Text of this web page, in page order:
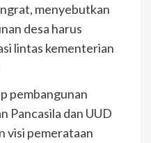
menyebutkan
desa harus
lintas kementerian
pembangunan
Pancasila dan UUD
visi pemerataan